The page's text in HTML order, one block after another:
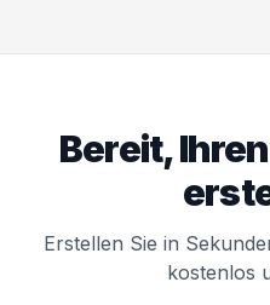
Bereit, Ihren
Erstellen Sie in
kostenlos